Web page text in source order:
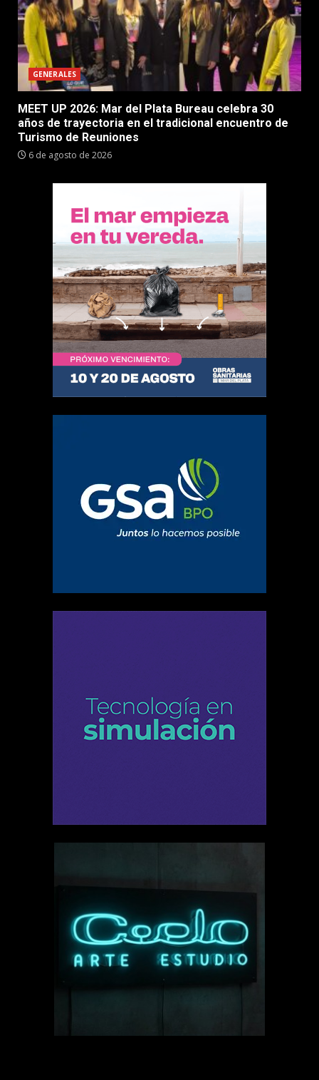
GENERALES
MEET UP 2026: Mar del Plata Bureau celebra 30
años de trayectoria en el tradicional encuentro de
Turismo de Reuniones
6 de agosto de 2026